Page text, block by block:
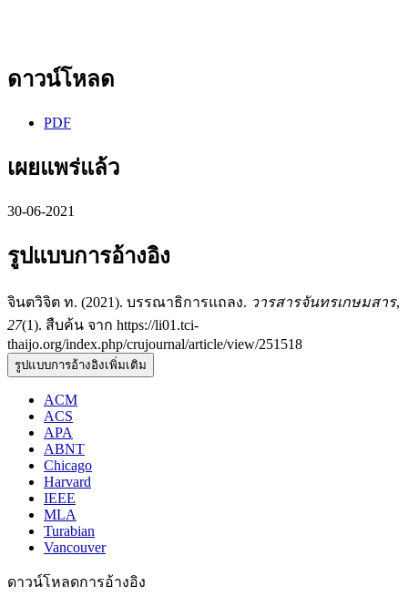
ดาวน์โหลด
PDF
เผยแพร่แล้ว
30-06-2021
รูปแบบการอ้างอิง
จินตวิจิต ท. (2021). บรรณาธิการแถลง. วารสารจันทรเกษมสาร,
27(1). สืบค้น จาก https://li01.tci-
thaijo.org/index.php/crujournal/article/view/251518
รูปแบบการอ้างอิงเพิ่มเติม
ACM
ACS
APA
ABNT
Chicago
Harvard
IEEE
MLA
Turabian
Vancouver
ดาวน์โหลดการอ้างอิง